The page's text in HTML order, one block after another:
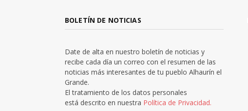
BOLETÍN DE NOTICIAS
Date de alta en nuestro boletín de noticias y
recibe cada día un correo con el resumen de las
noticias más interesantes de tu pueblo Alhaurín el
Grande.
El tratamiento de los datos personales
está descrito en nuestra Política de Privacidad.